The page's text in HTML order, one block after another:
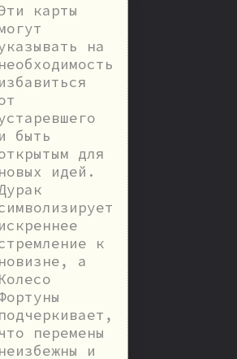
карты
на
необходимость
избавиться
и быть
для
новых идей.
искреннее
к
новизне, а
Колесо
подчеркивает,
что перемены
неизбежны и